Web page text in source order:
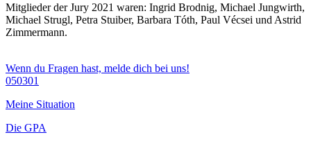
Mitglieder der Jury 2021 waren: Ingrid Brodnig, Michael Jungwirth,
Michael Strugl, Petra Stuiber, Barbara Tóth, Paul Vécsei und Astrid
Zimmermann.
Wenn du Fragen hast, melde dich bei uns!
050301
Meine Situation
Die GPA